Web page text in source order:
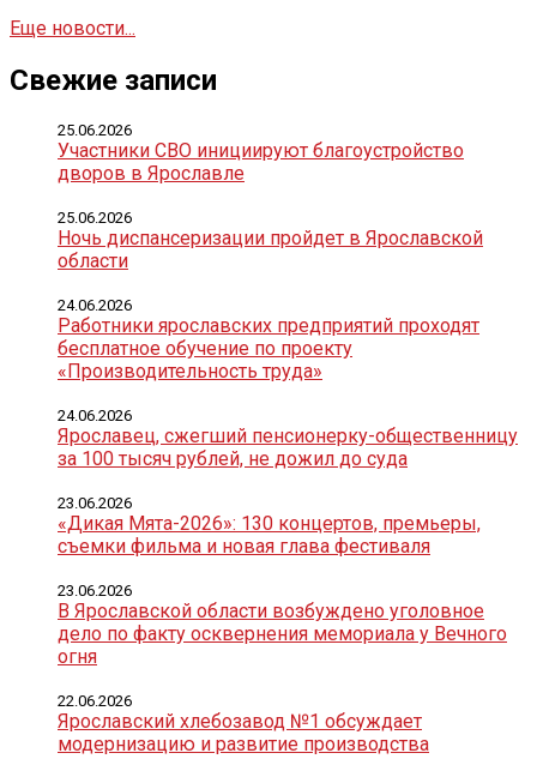
Еще новости...
Свежие записи
Участники СВО инициируют благоустройство
дворов в Ярославле
25.06.2026
Ночь диспансеризации пройдет в Ярославской
области
25.06.2026
Работники ярославских предприятий проходят
бесплатное обучение по проекту
«Производительность труда»
24.06.2026
Ярославец, сжегший пенсионерку-общественницу
за 100 тысяч рублей, не дожил до суда
24.06.2026
«Дикая Мята-2026»: 130 концертов, премьеры,
съемки фильма и новая глава фестиваля
23.06.2026
В Ярославской области возбуждено уголовное
дело по факту осквернения мемориала у Вечного
огня
23.06.2026
Ярославский хлебозавод №1 обсуждает
модернизацию и развитие производства
22.06.2026